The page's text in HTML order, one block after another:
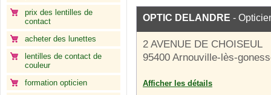
prix des lentilles de
contact
acheter des lunettes
lentilles de contact de
couleur
formation opticien
OPTIC DELANDRE -
2 AVENUE DE CHOISEUL
95400 Arnouville-lès-
Afficher les détails